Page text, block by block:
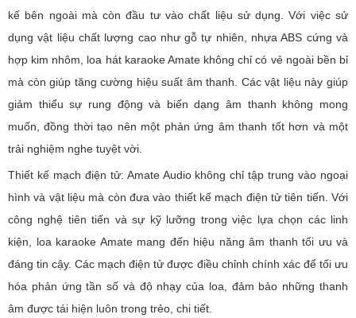
kế bên ngoài mà còn đầu tư vào chất liệu sử dụng. Với việc sử
dụng vật liệu chất lượng cao như gỗ tự nhiên, nhựa ABS cứng và
hợp kim nhôm, loa hát karaoke Amate không chỉ có vẻ ngoài bền bỉ
mà còn giúp tăng cường hiệu suất âm thanh. Các vật liệu này giúp
giảm thiểu sự rung động và biến dạng âm thanh không mong
muốn, đồng thời tạo nên một phản ứng âm thanh tốt hơn và một
trải nghiệm nghe tuyệt vời.
Thiết kế mạch điện tử: Amate Audio không chỉ tập trung vào ngoại
hình và vật liệu mà còn đưa vào thiết kế mạch điện tử tiên tiến. Với
công nghệ tiên tiến và sự kỹ lưỡng trong việc lựa chọn các linh
kiện, loa karaoke Amate mang đến hiệu năng âm thanh tối ưu và
đáng tin cậy. Các mạch điện tử được điều chỉnh chính xác để tối ưu
hóa phản ứng tần số và độ nhạy của loa, đảm bảo những thanh
âm được tái hiện luôn trong trẻo, chi tiết.